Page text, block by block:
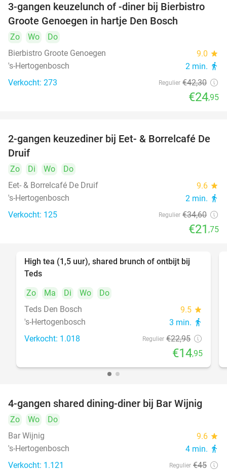
41%
3-gangen keuzelunch of -diner bij Bierbistro
Groote Genoegen in hartje Den Bosch
Zo Wo
Do
Bierbistro Groote Genoegen
9.0 star
's-Hertogenbosch 2 min. directions_walk
Verkocht: 273 Regulier €42,30
€24,95
37%
2-gangen keuzediner bij Eet- & Borrelcafé De
Druif
Zo Di Wo
Do
Eet- & Borrelcafé De Druif
9.6 star
's-Hertogenbosch 2 min. directions_walk
Verkocht: 125 Regulier €34,60
€21 ,75
35%
High tea (1,5 uur), shared brunch of ontbijt bij
Teds
Zo
Ma Di Wo
Do
Teds Den Bosch
9.5 star
's-Hertogenbosch 3 min. directions_walk
Verkocht: 1.018 Regulier €22,95
€14,95
45%
4-gangen shared dining-diner bij Bar Wijnig
Zo Wo
Do
Bar Wijnig
9.6 star
's-Hertogenbosch 4 min. directions_walk
Verkocht: 1.121 Regulier €45